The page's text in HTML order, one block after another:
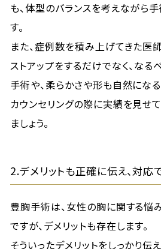
も、体型のバランスを考えながら
す。
また、症例数を積み上げてきた医
ストアップをするだけでなく、な
手術や、柔らかさや形も自然にな
カウンセリングの際に実績を見せ
ましょう。
2.デメリットも正確に伝え、対応
豊胸手術は、女性の胸に関する悩
ですが、デメリットも存在します。
そういったデメリットをしっかり伝